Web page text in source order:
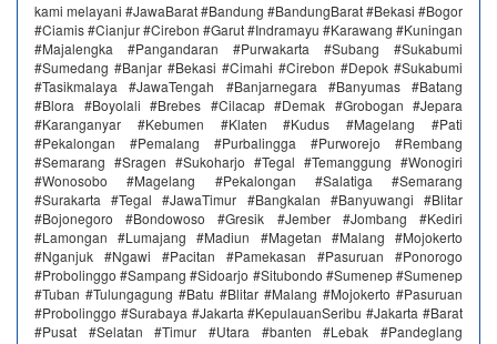
kami melayani #JawaBarat #Bandung #BandungBarat #Bekasi #Bogor
#Ciamis #Cianjur #Cirebon #Garut #Indramayu #Karawang #Kuningan
#Majalengka #Pangandaran #Purwakarta #Subang #Sukabumi
#Sumedang #Banjar #Bekasi #Cimahi #Cirebon #Depok #Sukabumi
#Tasikmalaya #JawaTengah #Banjarnegara #Banyumas #Batang
#Blora #Boyolali #Brebes #Cilacap #Demak #Grobogan #Jepara
#Karanganyar #Kebumen #Klaten #Kudus #Magelang #Pati
#Pekalongan #Pemalang #Purbalingga #Purworejo #Rembang
#Semarang #Sragen #Sukoharjo #Tegal #Temanggung #Wonogiri
#Wonosobo #Magelang #Pekalongan #Salatiga #Semarang
#Surakarta #Tegal #JawaTimur #Bangkalan #Banyuwangi #Blitar
#Bojonegoro #Bondowoso #Gresik #Jember #Jombang #Kediri
#Lamongan #Lumajang #Madiun #Magetan #Malang #Mojokerto
#Nganjuk #Ngawi #Pacitan #Pamekasan #Pasuruan #Ponorogo
#Probolinggo #Sampang #Sidoarjo #Situbondo #Sumenep #Sumenep
#Tuban #Tulungagung #Batu #Blitar #Malang #Mojokerto #Pasuruan
#Probolinggo #Surabaya #Jakarta #KepulauanSeribu #Jakarta #Barat
#Pusat #Selatan #Timur #Utara #banten #Lebak #Pandeglang